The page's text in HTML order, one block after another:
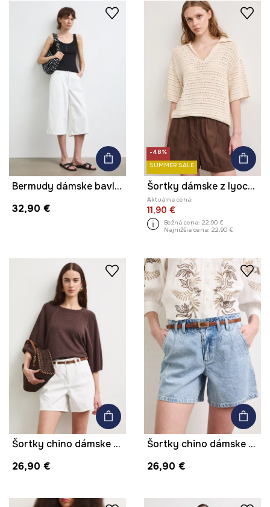
Bermudy dámske bavlnené regular waist
32,90 €
-48%
SUMMER SALE
Šortky dámske z lyocellu hladké
Aktuálna cena:
11,90 €
Bežná cena: 22,90 €
Najnižšia cena: 22,90 €
Šortky chino dámske bavlnené high waist
26,90 €
Šortky chino dámske bavlnené s efektom prania
26,90 €